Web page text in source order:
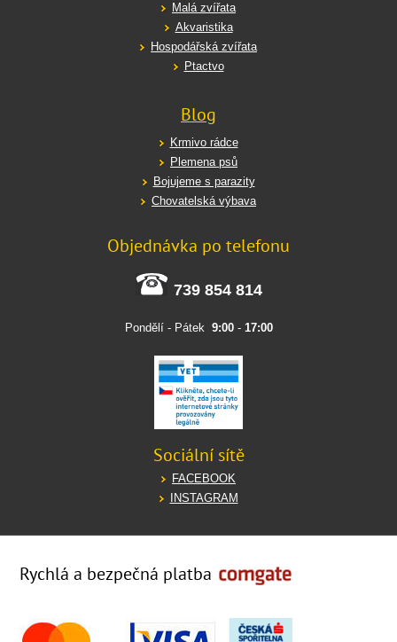
Malá zvířata
Akvaristika
Hospodářská zvířata
Ptactvo
Blog
Krmivo rádce
Plemena psů
Bojujeme s parazity
Chovatelská výbava
Objednávka po telefonu
739 854 814
Pondělí - Pátek 9:00- 17:00
Sociální sítě
FACEBOOK
INSTAGRAM
Rychlá a bezpečná platba